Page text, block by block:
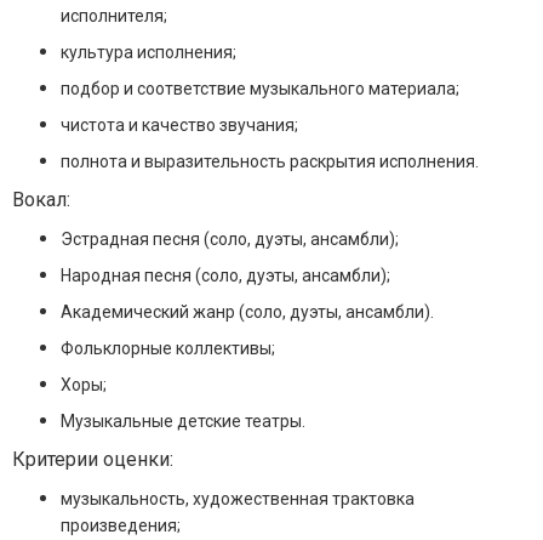
исполнителя;
культура исполнения;
подбор и соответствие музыкального материала;
чистота и качество звучания;
полнота и выразительность раскрытия исполнения.
Вокал:
Эстрадная песня (соло, дуэты, ансамбли);
Народная песня (соло, дуэты, ансамбли);
Академический жанр (соло, дуэты, ансамбли).
Фольклорные коллективы;
Хоры;
Музыкальные детские театры.
Критерии оценки:
музыкальность, художественная трактовка
произведения;